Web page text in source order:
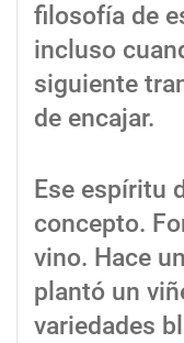
filosofía de
incluso
siguiente
de encajar.
Ese espíritu
concepto.
vino. Hace
plantó un
variedades